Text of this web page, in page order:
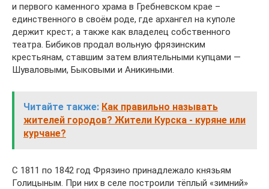
и первого каменного храма в Гребневском крае –
единственного в своём роде, где архангел на куполе
держит крест; а также как владелец собственного
театра. Бибиков продал вольную фрязинским
крестьянам, ставшим затем влиятельными купцами —
Шуваловыми, Быковыми и Аникиными.
Читайте также: Как правильно называть
жителей городов? Жители Курска - куряне или
курчане?
С 1811 по 1842 год Фрязино принадлежало князьям
Голицыным. При них в селе построили тёплый «зимний»